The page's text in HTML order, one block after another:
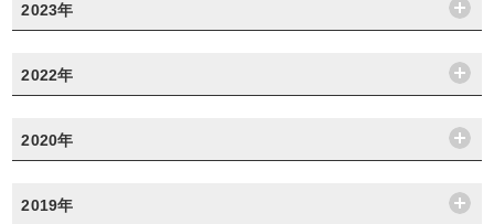
2023年
2022年
2020年
2019年